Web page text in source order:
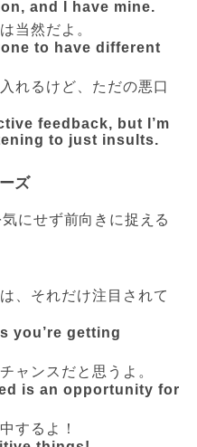
and I have mine.
当然だよ。
to have different
れるけど、ただの悪口
feedback, but I’m
to just insults.
ズ
にせず前向きに捉える
、それだけ注目されて
you’re getting
ャンスだと思うよ。
is an opportunity for
するよ！